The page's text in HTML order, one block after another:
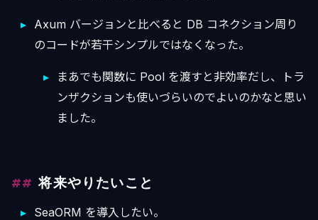
Axum バージョンと比べると DB コネクション周り
のコードが若干シンプルではなくなった。
まあでも関数に Pool を渡すと非効率だし、トラ
ンザクションも使いづらいのでよいのかなと思い
ました。
将来やりたいこと
SeaORM を導入したい。